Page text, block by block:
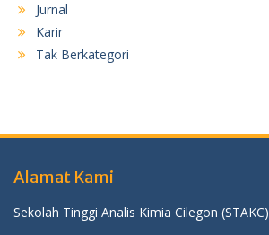
Jurnal
Karir
Tak Berkategori
Alamat Kami
Sekolah Tinggi Analis Kimia Cilegon (STAKC)